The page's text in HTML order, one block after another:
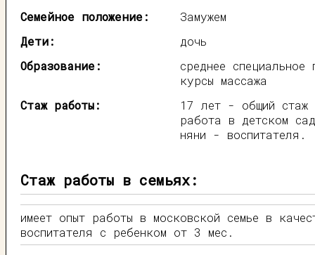
Семейное положение:
Замужем
Дети:
дочь
Образование:
среднее специальное
курсы массажа
Стаж работы:
17 лет - общий
работа в детском
няни - воспитателя.
Стаж работы в семьях:
имеет опыт работы в московской семье в
воспитателя с ребенком от 3 мес.